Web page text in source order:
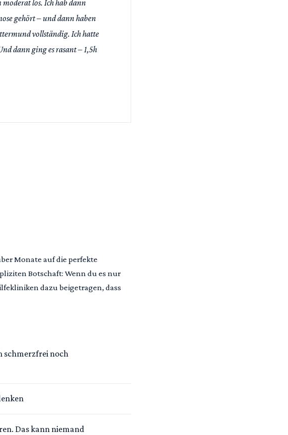
los. Ich hab dann
gehört – und dann haben
vollständig. Ich hatte
dann ging es rasant – 1,5h
Monate auf die perfekte
Botschaft: Wenn du es nur
dazu beigetragen, dass
schmerzfrei noch
Das kann niemand